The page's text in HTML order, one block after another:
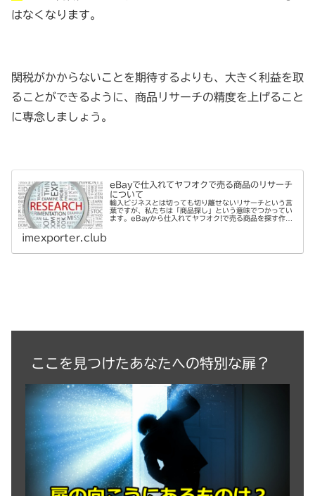
はなくなります。
関税がかからないことを期待するよりも、大きく利益を取
ることができるように、商品リサーチの精度を上げること
に専念しましょう。
eBayで仕入れてヤフオクで売る商品のリサーチ
について
輸入ビジネスとは切っても切り離せないリサーチという言
葉ですが、私たちは「商品探し」という意味でつかってい
ます。eBayから仕入れてヤフオク!で売る商品を探す作業
imexporter.club
ここを見つけたあなたへの特別な扉？